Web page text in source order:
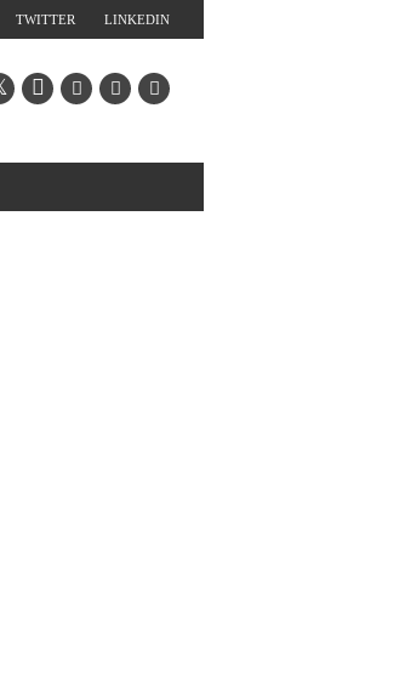
LINKEDIN
TWITTER